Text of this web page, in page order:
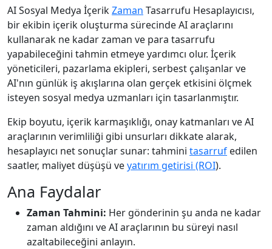
AI Sosyal Medya İçerikZaman Tasarrufu Hesaplayıcısı,
bir ekibin içerik oluşturma sürecinde AI araçlarını
kullanarak ne kadar zaman ve para tasarrufu
yapabileceğini tahmin etmeye yardımcı olur. İçerik
yöneticileri, pazarlama ekipleri, serbest çalışanlar ve
AI'nın günlük iş akışlarına olan gerçek etkisini ölçmek
isteyen sosyal medya uzmanları için tasarlanmıştır.
Ekip boyutu, içerik karmaşıklığı, onay katmanları ve AI
araçlarının verimliliği gibi unsurları dikkate alarak,
hesaplayıcı net sonuçlar sunar: tahmini tasarruf edilen
saatler, maliyet düşüşü veyatırım getirisi (ROI).
Ana Faydalar
Zaman Tahmini: Her gönderinin şu anda ne kadar
zaman aldığını ve AI araçlarının bu süreyi nasıl
azaltabileceğini anlayın.